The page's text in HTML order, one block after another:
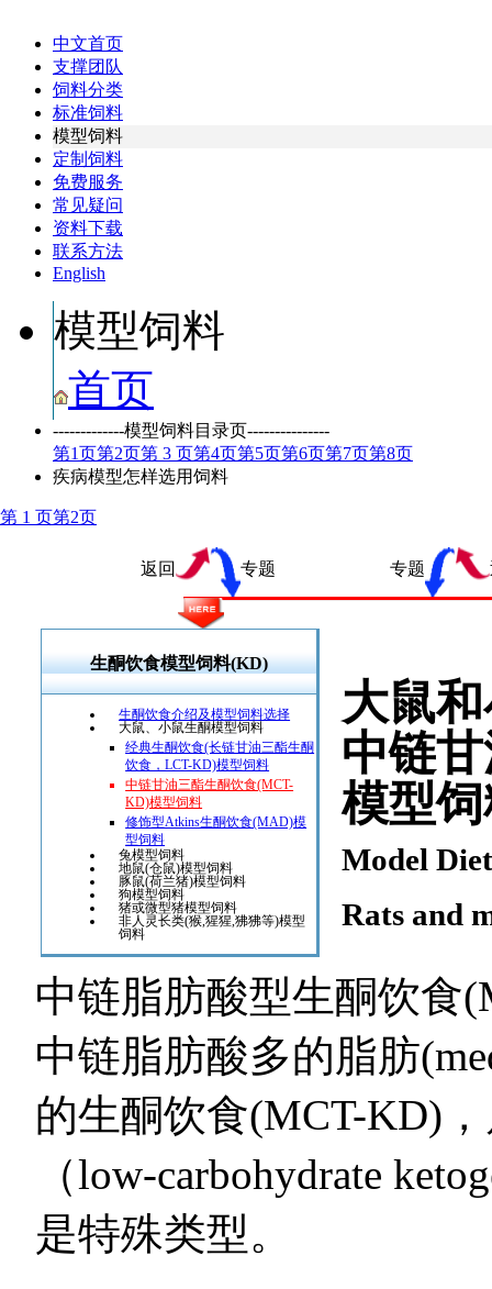
中文首页
支撑团队
饲料分类
标准饲料
模型饲料
定制饲料
免费服务
常见疑问
资料下载
联系方法
English
模型饲料
首页
-------------模型饲料目录页---------------
第1页第2页第 3 页第4页第5页第6页第7页第8页
疾病模型怎样选用饲料
第 1 页第2页
返回 专题 专题
生酮饮食模型饲料(KD)
生酮饮食介绍及模型饲料选择
大鼠、小鼠生酮模型饲料
经典生酮饮食(长链甘油三酯生酮
饮食，LCT-KD)模型饲料
中链甘油三酯生酮饮食(MCT-
KD)模型饲料
修饰型Atkins生酮饮食(MAD)模
型饲料
兔模型饲料
地鼠(仓鼠)模型饲料
豚鼠(荷兰猪)模型饲料
狗模型饲料
猪或微型猪模型饲料
非人灵长类(猴,猩猩,狒狒等)模型
饲料
大鼠
中链
模型
Model
Rats and
中链脂肪酸型生酮饮食
中链脂肪酸多的脂肪
的生酮饮食(MCT-KD)
（low-carbohydrate
是特殊类型。